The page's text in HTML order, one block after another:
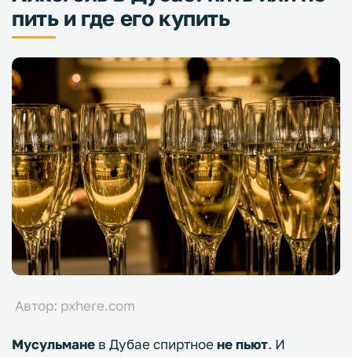
пить и где его купить
Автор: pxhere.com
Мусульмане в Дубае спиртное не пьют. И